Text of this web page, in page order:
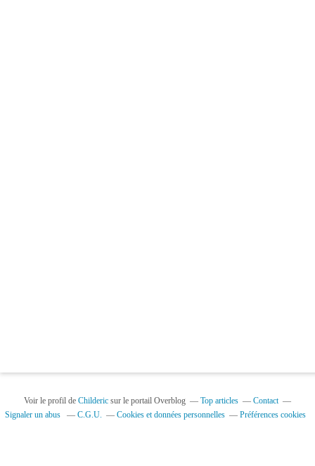
Voir le profil de Childeric sur le portail Overblog Top articles
Contact
Signaler un abus
C.G.U. Cookies et données personnelles Préférences cookies